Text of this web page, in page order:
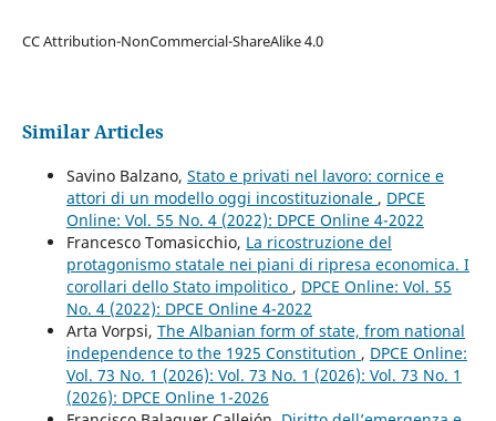
CC Attribution-NonCommercial-ShareAlike 4.0
Similar Articles
Savino Balzano, Stato e privati nel lavoro: cornice e
attori di un modello oggi incostituzionale , DPCE
Online: Vol. 55 No. 4 (2022): DPCE Online 4-2022
Francesco Tomasicchio, La ricostruzione del
protagonismo statale nei piani di ripresa economica. I
corollari dello Stato impolitico , DPCE Online: Vol. 55
No. 4 (2022): DPCE Online 4-2022
Arta Vorpsi, The Albanian form of state, from national
independence to the 1925 Constitution , DPCE Online:
Vol. 73 No. 1 (2026): Vol. 73 No. 1 (2026): Vol. 73 No. 1
(2026): DPCE Online 1-2026